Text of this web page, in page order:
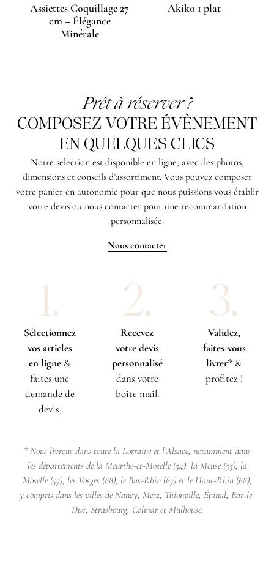
Assiettes Coquillage 27
cm – Élégance
Minérale
Akiko 1 plat
Prêt à réserver ?
COMPOSEZ VOTRE ÉVÈNEMENT
EN QUELQUES CLICS
Notre sélection est disponible en ligne, avec des photos,
dimensions et conseils d’assortiment. Vous pouvez composer
votre panier en autonomie pour que nous puissions vous établir
votre devis ou nous contacter pour une recommandation
personnalisée.
Nous contacter
1.
Sélectionnez
vos articles
en ligne&
faites une
demande de
devis.
2.
Recevez
votre devis
personnalisé
dans votre
boite mail.
3.
Validez,
faites-vous
livrer* &
profitez !
* Nous livrons dans toute la Lorraine et l’Alsace, notamment dans
les départements de la Meurthe-et-Moselle (54), la Meuse (55), la
Moselle (57), les Vosges (88), le Bas-Rhin (67) et le Haut-Rhin (68),
y compris dans les villes de Nancy, Metz, Thionville, Épinal, Bar-le-
Duc, Strasbourg, Colmar et Mulhouse.